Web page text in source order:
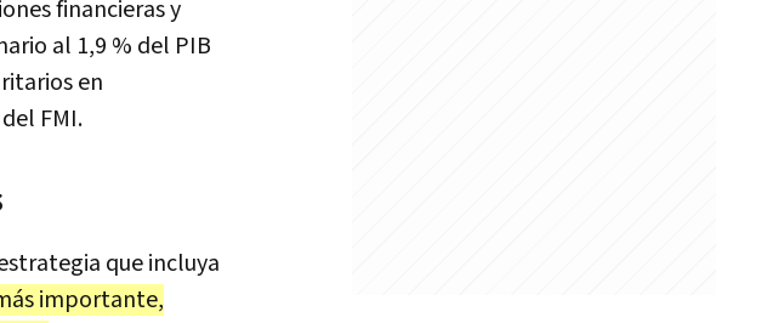
financieras y
al 1,9 % del PIB
en
FMI.
que incluya
importante,